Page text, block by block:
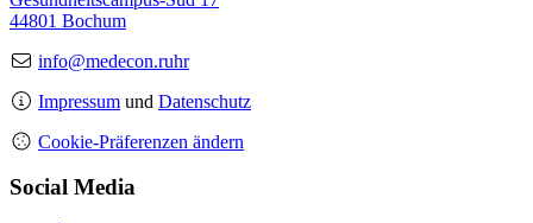
44801 Bochum
info@medecon.ruhr
Impressum und Datenschutz
Cookie-Präferenzen ändern
Social Media